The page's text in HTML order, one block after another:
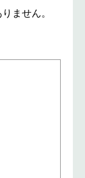
ません。